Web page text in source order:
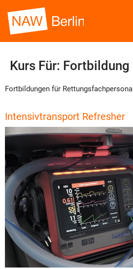
Kurs Für: Fortbildung
Fortbildungen für Rettungsfachpersonal
Intensivtransport Refresher